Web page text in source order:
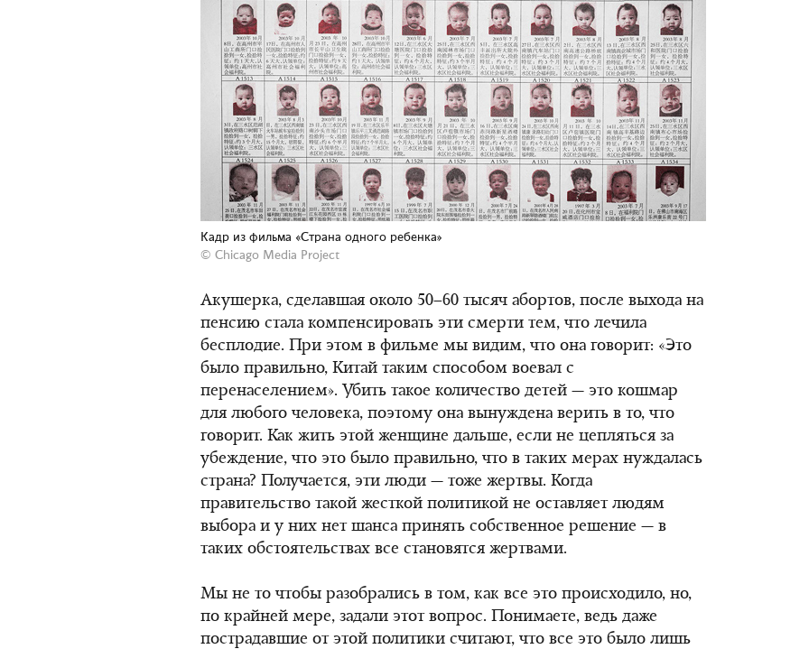
Кадр из фильма «Страна одного ребенка»
© Chicago Media Project
Акушерка, сделавшая около 50–60 тысяч абортов, после выхода на
пенсию стала компенсировать эти смерти тем, что лечила
бесплодие. При этом в фильме мы видим, что она говорит: «Это
было правильно, Китай таким способом воевал с
перенаселением». Убить такое количество детей — это кошмар
для любого человека, поэтому она вынуждена верить в то, что
говорит. Как жить этой женщине дальше, если не цепляться за
убеждение, что это было правильно, что в таких мерах нуждалась
страна? Получается, эти люди — тоже жертвы. Когда
правительство такой жесткой политикой не оставляет людям
выбора и у них нет шанса принять собственное решение — в
таких обстоятельствах все становятся жертвами.
Мы не то чтобы разобрались в том, как все это происходило, но,
по крайней мере, задали этот вопрос. Понимаете, ведь даже
пострадавшие от этой политики считают, что все это было лишь